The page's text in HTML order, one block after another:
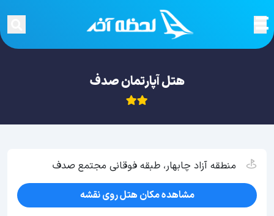
هتل آپارتمان صدف
منطقه آزاد چابهار، طبقه فوقانی مجتمع صدف
مشاهده مکان هتل روی نقشه